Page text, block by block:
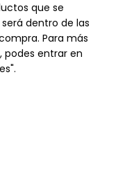
que se
dentro de las
Para más
podes entrar en